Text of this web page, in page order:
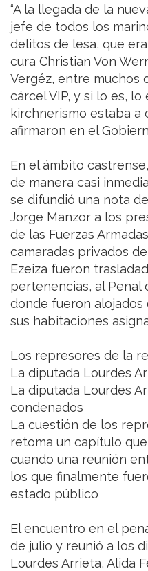
“A la llegada de la
jefe de todos los
delitos de lesa, que era
cura Christian Von
Vergéz, entre muchos
cárcel VIP, y si lo es, lo
kirchnerismo estaba a
afirmaron en el
En el ámbito
de manera casi
se difundió una nota
Jorge Manzor a los
de las Fuerzas
camaradas privados
Ezeiza fueron
pertenencias, al Penal
donde fueron alojados
sus habitaciones
Los represores de la
La diputada Lourdes
La diputada Lourdes
condenados
La cuestión de los
retoma un capítulo
cuando una reunión
los que finalmente
estado público
El encuentro en el
de julio y reunió a los
Lourdes Arrieta, Alida